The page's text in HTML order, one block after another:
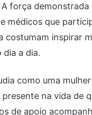
força demonstrada
médicos que
costumam inspirar
a dia.
como uma
na vida de
de apoio